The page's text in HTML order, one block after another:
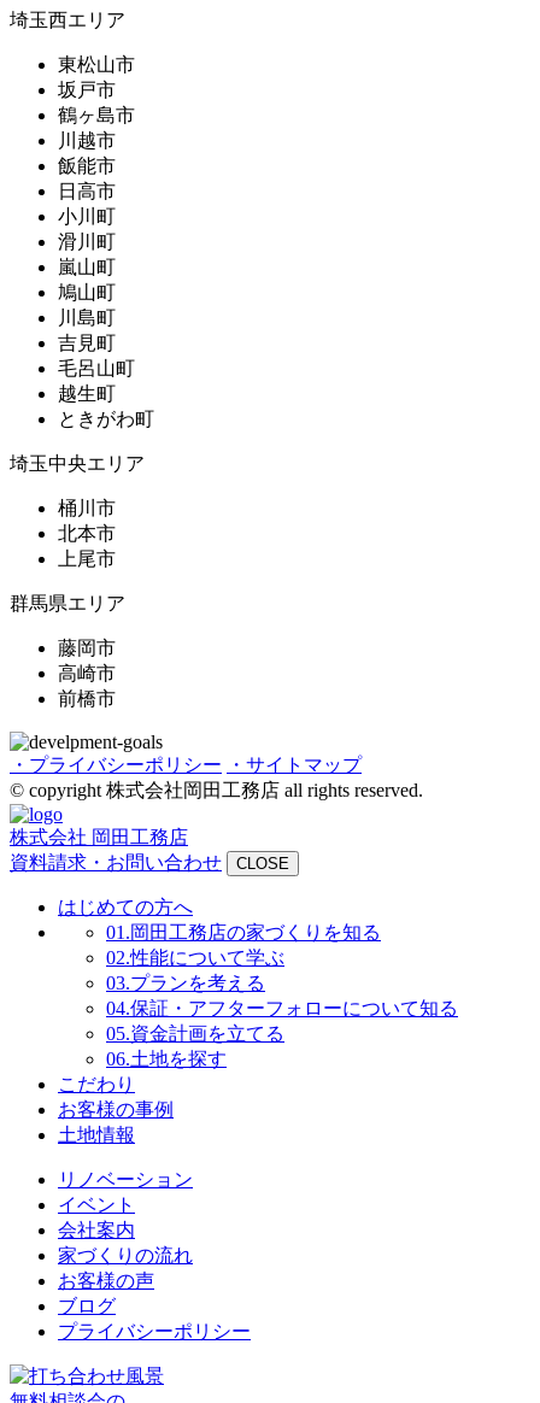
埼玉西エリア
東松山市
坂戸市
鶴ヶ島市
川越市
飯能市
日高市
小川町
滑川町
嵐山町
鳩山町
川島町
吉見町
毛呂山町
越生町
ときがわ町
埼玉中央エリア
桶川市
北本市
上尾市
群馬県エリア
藤岡市
高崎市
前橋市
・プライバシーポリシー
・サイトマップ
© copyright 株式会社岡田工務店 all rights reserved.
株式会社 岡田工務店
資料請求・お問い合わせ
CLOSE
はじめての方へ
01.岡田工務店の家づくりを知る
02.性能について学ぶ
03.プランを考える
04.保証・アフターフォローについて知る
05.資金計画を立てる
06.土地を探す
こだわり
お客様の事例
土地情報
リノベーション
イベント
会社案内
家づくりの流れ
お客様の声
ブログ
プライバシーポリシー